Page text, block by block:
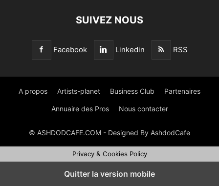
SUIVEZ NOUS
Facebook Linkedin RSS
A propos Artists-planet Business Club Partenaires
Annuaire des Pros Nous contacter
© ASHDODCAFE.COM - Designed By AshdodCafe
Privacy & Cookies Policy
Quitter la version mobile